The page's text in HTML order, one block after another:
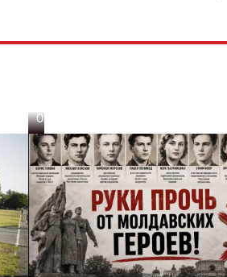
05.08.26